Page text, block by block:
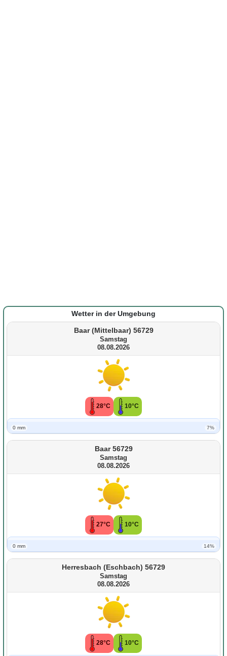
Wetter in der Umgebung
Baar (Mittelbaar) 56729
Samstag
08.08.2026
28°C 10°C
0 mm 7%
Baar 56729
Samstag
08.08.2026
27°C 10°C
0 mm 14%
Herresbach (Eschbach) 56729
Samstag
08.08.2026
28°C 10°C